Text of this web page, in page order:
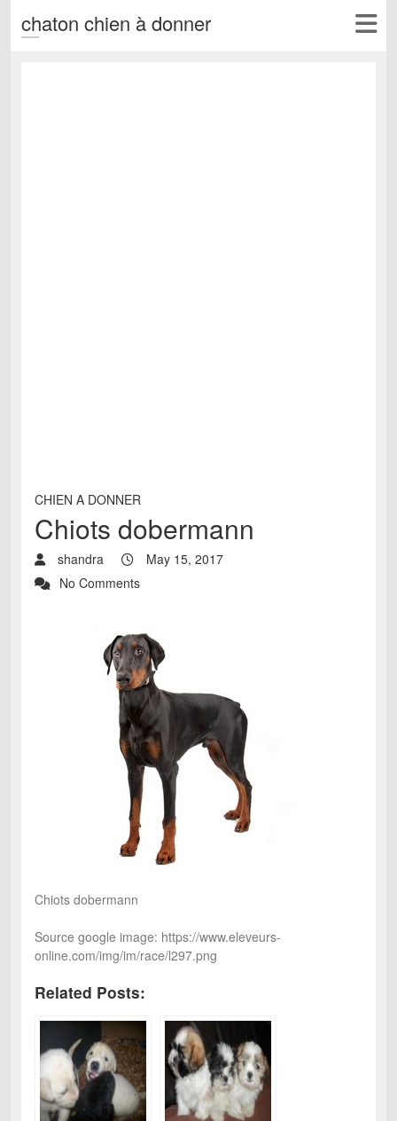
chaton chien à donner
CHIEN A DONNER
Chiots dobermann
shandra
May 15, 2017
No Comments
Chiots dobermann
Source google image: https://www.eleveurs-
online.com/img/im/race/l297.png
Related Posts: